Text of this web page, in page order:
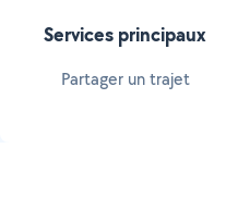
Services principaux
Partager un trajet